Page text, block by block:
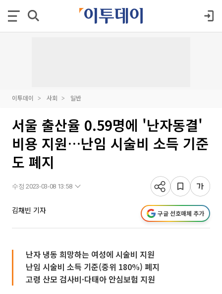
이투데이 사회 일반
서울 출산율 0.59명에 '난자동결'
비용 지원…난임 시술비 소득 기준
도 폐지
수정 2023-03-08 13:58
김채빈 기자 구글 선호매체 추가
난자 냉동 희망하는 여성에 시술비 지원
난임 시술비 소득 기준(중위 180%) 폐지
고령 산모 검사비·다태아 안심보험 지원